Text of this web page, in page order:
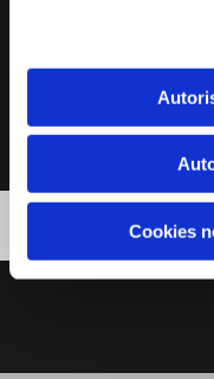
Cookies
Veuillez accepter